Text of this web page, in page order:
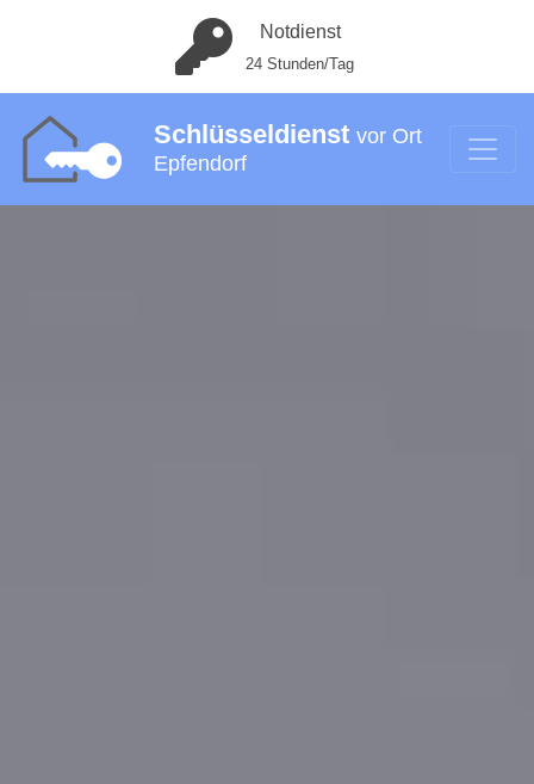
Notdienst
24 Stunden/Tag
Schlüsseldienst vor Ort
Epfendorf